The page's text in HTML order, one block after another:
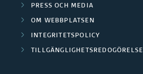
PRESS OCH MEDIA
OM WEBBPLATSEN
INTEGRITETSPOLICY
TILLGÄNGLIGHETSREDOGÖRELSE